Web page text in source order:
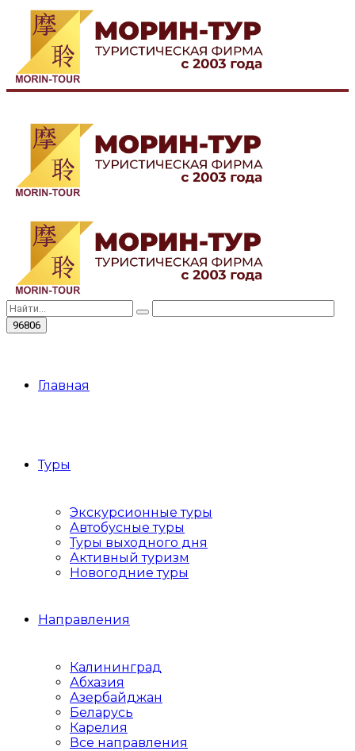
Главная
Туры
Экскурсионные туры
Автобусные туры
Туры выходного дня
Активный туризм
Новогодние туры
Направления
Калининград
Абхазия
Азербайджан
Беларусь
Карелия
Все направления